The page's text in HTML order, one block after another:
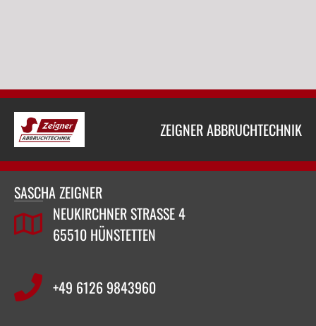
ZEIGNER ABBRUCHTECHNIK
SASCHA ZEIGNER
NEUKIRCHNER STRASSE 4
65510 HÜNSTETTEN
+49 6126 9843960‬